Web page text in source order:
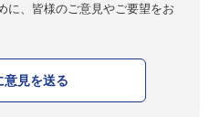
に、皆様のご意見やご要望をお
見を送る